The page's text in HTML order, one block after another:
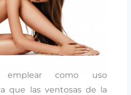
como uso
que las ventosas de la